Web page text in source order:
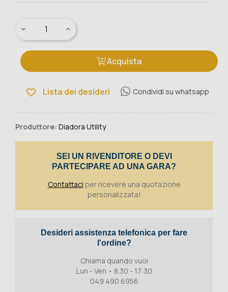
Acquista
Lista dei desideri Condividi su whatsapp
Produttore: Diadora Utility
SEI UN RIVENDITORE O DEVI
PARTECIPARE AD UNA GARA?
Contattaci per ricevere una quotazione
personalizzata!
Desideri assistenza telefonica per fare
l'ordine?
Chiama quando vuoi
Lun - Ven • 8.30 - 17:30
049 490 6956